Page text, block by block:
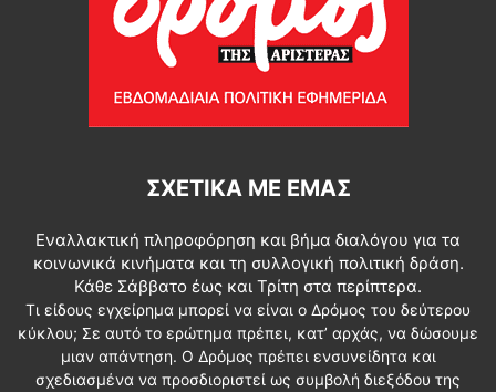
ΣΧΕΤΙΚΆ ΜΕ ΕΜΆΣ
Εναλλακτική πληροφόρηση και βήμα διαλόγου για τα
κοινωνικά κινήματα και τη συλλογική πολιτική δράση.
Κάθε Σάββατο έως και Τρίτη στα περίπτερα.
Τι είδους εγχείρημα μπορεί να είναι ο Δρόμος του δεύτερου
κύκλου; Σε αυτό το ερώτημα πρέπει, κατ’ αρχάς, να δώσουμε
μιαν απάντηση. Ο Δρόμος πρέπει ενσυνείδητα και
σχεδιασμένα να προσδιοριστεί ως συμβολή διεξόδου της